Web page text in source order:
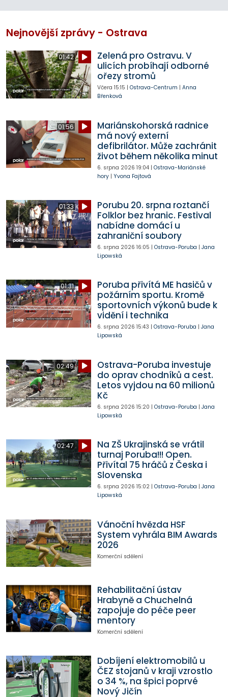
Nejnovější zprávy - Ostrava
01:42
Zelená pro Ostravu. V
ulicích probíhají odborné
ořezy stromů
Včera 15:15 | Ostrava-Centrum | Anna
Břenková
01:56
Mariánskohorská radnice
má nový externí
defibrilátor. Může zachránit
život během několika minut
6. srpna 2026 19:04| Ostrava-Mariánské
hory| Yvona Fajtová
01:33
Porubu 20. srpna roztančí
Folklor bez hranic. Festival
nabídne domácí u
zahraniční soubory
6. srpna 2026 16:05 | Ostrava-Poruba | Jana
Lipowská
01:31
Poruba přivítá ME hasičů v
požárním sportu. Kromě
sportovních výkonů bude k
vidění i technika
6. srpna 2026 15:43 | Ostrava-Poruba | Jana
Lipowská
02:49
Ostrava-Poruba investuje
do oprav chodníků a cest.
Letos vyjdou na 60 milionů
Kč
6. srpna 2026 15:20 | Ostrava-Poruba | Jana
Lipowská
02:47
Na ZŠ Ukrajinská se vrátil
turnaj Poruba!!! Open.
Přivítal 75 hráčů z Česka i
Slovenska
6. srpna 2026 15:02| Ostrava-Poruba | Jana
Lipowská
Vánoční hvězda HSF
System vyhrála BIM Awards
2026
Komerční sdělení
Rehabilitační ústav
Hrabyně a Chuchelná
zapojuje do péče peer
mentory
Komerční sdělení
Dobíjení elektromobilů u
ČEZ stojanů v kraji vzrostlo
o 34 %, na špici poprvé
Nový Jičín